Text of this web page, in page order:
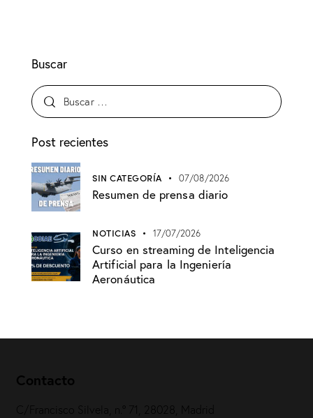
Buscar
Post recientes
SIN CATEGORÍA 07/08/2026
Resumen de prensa diario
NOTICIAS 17/07/2026
Curso en streaming de Inteligencia
Artificial para la Ingeniería
Aeronáutica
Contacto
C/Francisco Silvela, n.º 71, 28028, Madrid